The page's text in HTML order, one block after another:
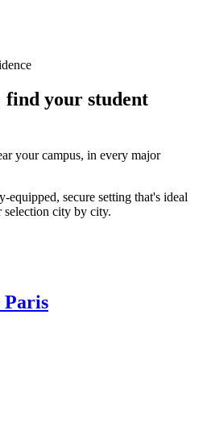
find your student
your campus, in every major
equipped, secure setting that's ideal
city by city.
Paris